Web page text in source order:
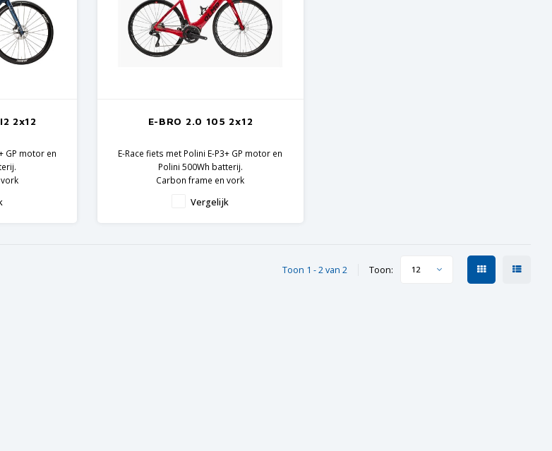
2x12
GP motor en
E-BRO 2.0 105 2x12
E-Race fiets met Polini E-P3+ GP motor en
Polini 500Wh batterij.
Carbon frame en vork
Vergelijk
Toon 1 - 2 van 2 Toon: 12